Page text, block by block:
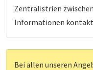
Zentralistrien
Informationen
Bei allen unseren